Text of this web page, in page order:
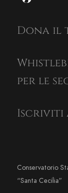
Dona il
per le
Iscriviti
Conservatorio
“Santa Cecilia”